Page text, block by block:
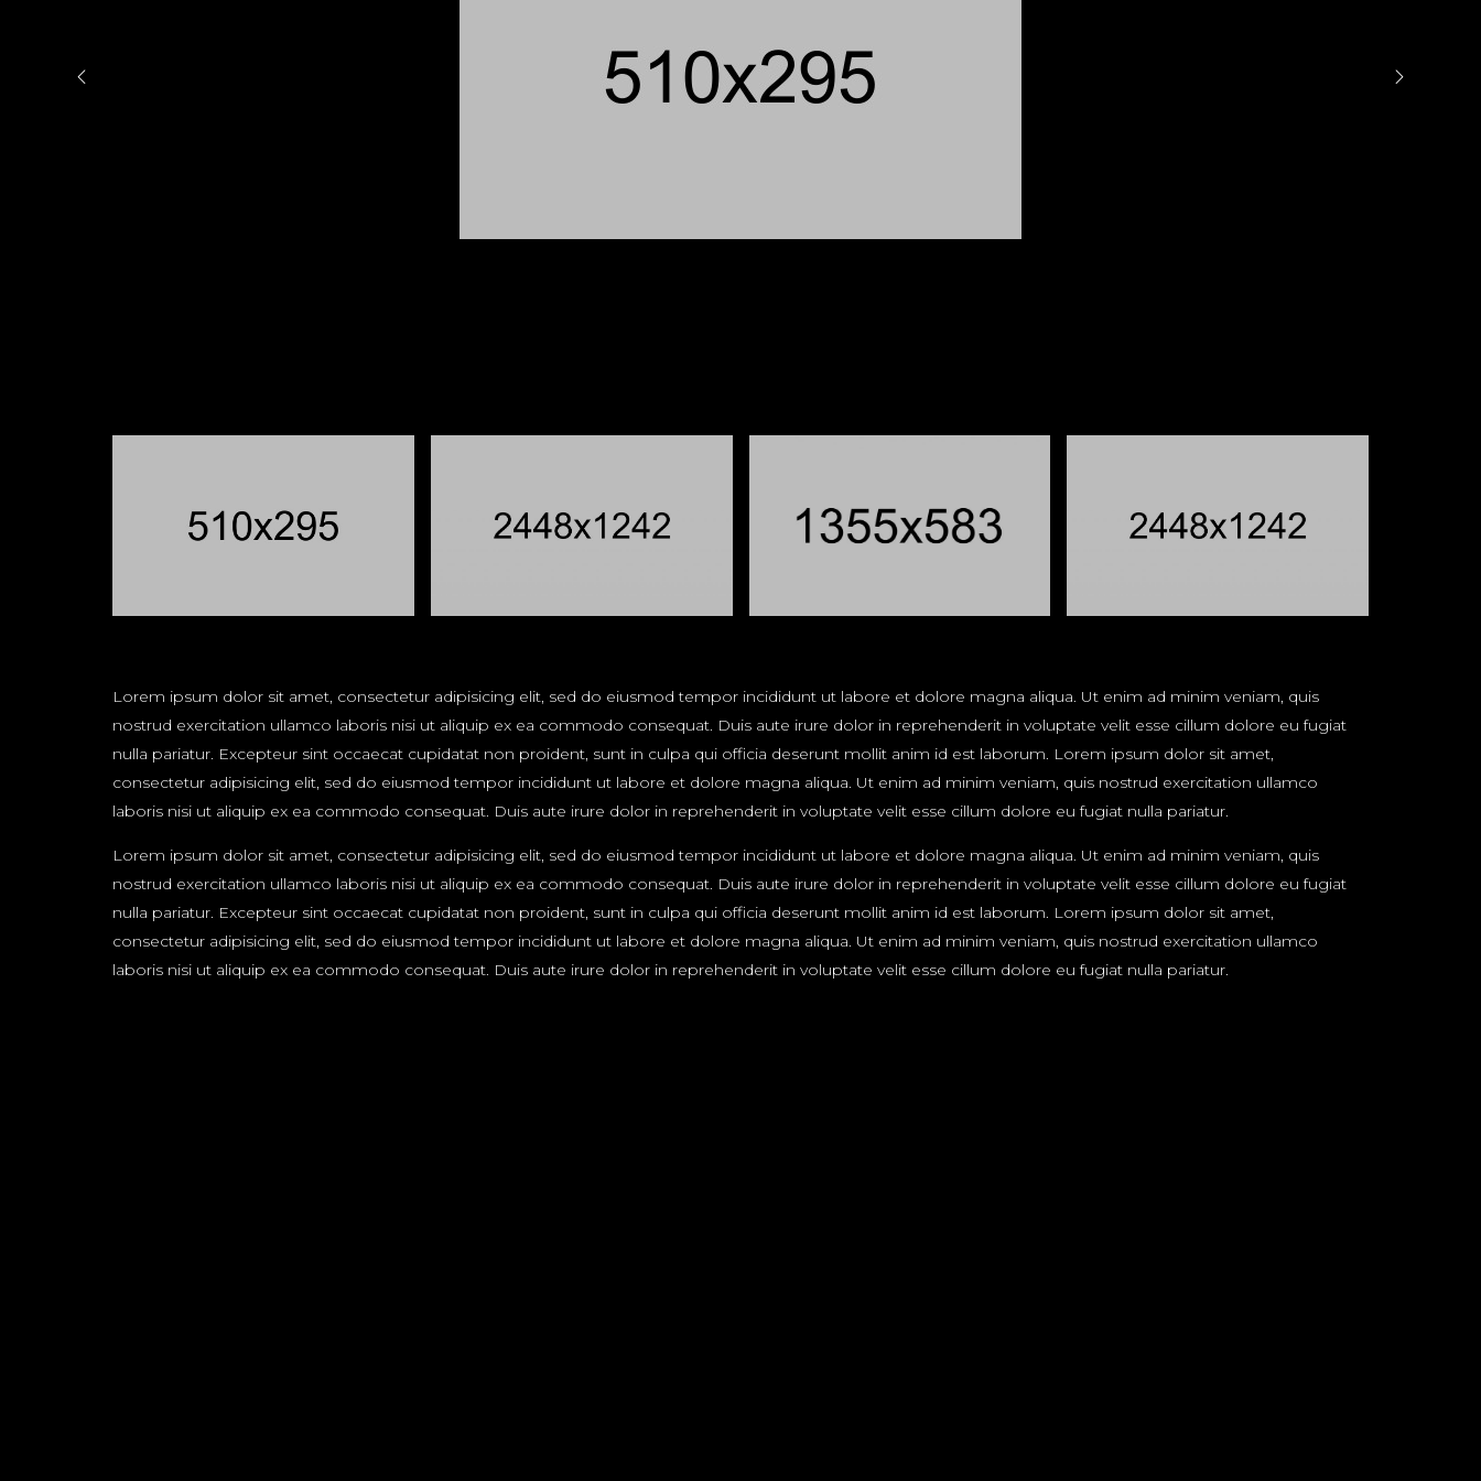
Lorem ipsum dolor sit amet, consectetur adipisicing elit, sed do eiusmod tempor incididunt ut labore et dolore magna aliqua. Ut enim ad minim veniam, quis
nostrud exercitation ullamco laboris nisi ut aliquip ex ea commodo consequat. Duis aute irure dolor in reprehenderit in voluptate velit esse cillum dolore eu fugiat
nulla pariatur. Excepteur sint occaecat cupidatat non proident, sunt in culpa qui officia deserunt mollit anim id est laborum. Lorem ipsum dolor sit amet,
consectetur adipisicing elit, sed do eiusmod tempor incididunt ut labore et dolore magna aliqua. Ut enim ad minim veniam, quis nostrud exercitation ullamco
laboris nisi ut aliquip ex ea commodo consequat. Duis aute irure dolor in reprehenderit in voluptate velit esse cillum dolore eu fugiat nulla pariatur.
Lorem ipsum dolor sit amet, consectetur adipisicing elit, sed do eiusmod tempor incididunt ut labore et dolore magna aliqua. Ut enim ad minim veniam, quis
nostrud exercitation ullamco laboris nisi ut aliquip ex ea commodo consequat. Duis aute irure dolor in reprehenderit in voluptate velit esse cillum dolore eu fugiat
nulla pariatur. Excepteur sint occaecat cupidatat non proident, sunt in culpa qui officia deserunt mollit anim id est laborum. Lorem ipsum dolor sit amet,
consectetur adipisicing elit, sed do eiusmod tempor incididunt ut labore et dolore magna aliqua. Ut enim ad minim veniam, quis nostrud exercitation ullamco
laboris nisi ut aliquip ex ea commodo consequat. Duis aute irure dolor in reprehenderit in voluptate velit esse cillum dolore eu fugiat nulla pariatur.